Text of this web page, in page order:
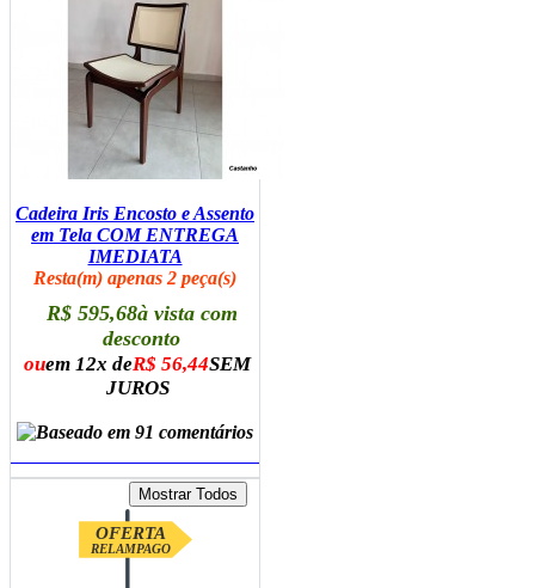
Cadeira Iris Encosto e Assento
em Tela COM ENTREGA
IMEDIATA
Resta(m) apenas 2 peça(s)
R$ 595,68à vista com
desconto
ouem 12x deR$ 56,44SEM
JUROS
OFERTA
RELAMPAGO